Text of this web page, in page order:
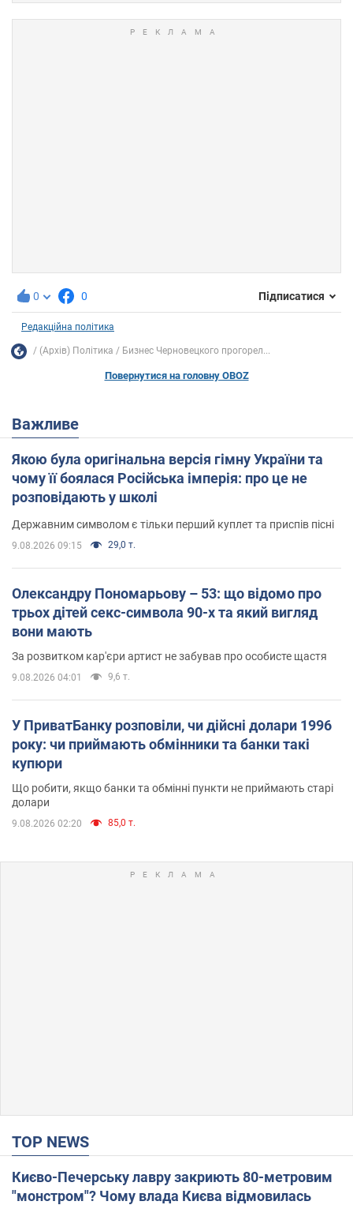
0 0 Підписатися
Редакційна політика
(Архів) Політика Бизнес Черновецкого прогорел...
Повернутися на головну OBOZ
Важливе
Якою була оригінальна версія гімну України та
чому її боялася Російська імперія: про це не
розповідають у школі
Державним символом є тільки перший куплет та приспів пісні
9.08.2026 09:15 29,0 т.
Олександру Пономарьову – 53: що відомо про
трьох дітей секс-символа 90-х та який вигляд
вони мають
За розвитком кар'єри артист не забував про особисте щастя
9.08.2026 04:01 9,6 т.
У ПриватБанку розповіли, чи дійсні долари 1996
року: чи приймають обмінники та банки такі
купюри
Що робити, якщо банки та обмінні пункти не приймають старі
долари
9.08.2026 02:20 85,0 т.
TOP NEWS
Києво-Печерську лавру закриють 80-метровим
"монстром"? Чому влада Києва відмовилась